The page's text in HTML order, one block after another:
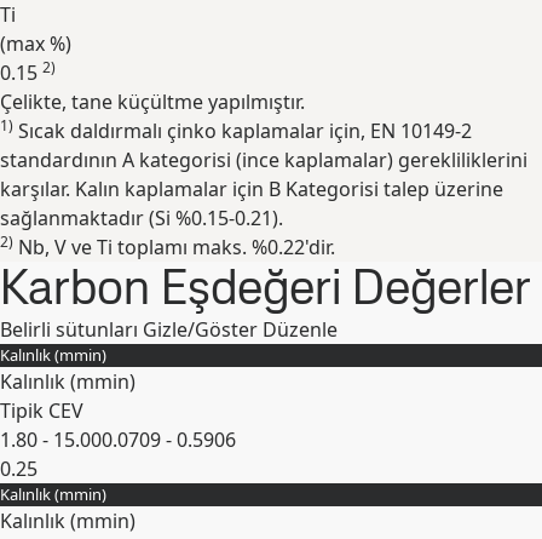
Ti
(max%)
0.15 2)
Genişlet
Çelikte, tane küçültme yapılmıştır.
1) Sıcak daldırmalı çinko kaplamalar için, EN 10149-2
standardının A kategorisi (ince kaplamalar) gerekliliklerini
karşılar. Kalın kaplamalar için B Kategorisi talep üzerine
sağlanmaktadır (Si %0.15-0.21).
2) Nb, V ve Ti toplamı maks. %0.22'dir.
Karbon Eşdeğeri Değerler
Belirli sütunları Gizle/Göster Düzenle
Kalınlık (mmin)
Kalınlık (mmin)
Tipik CEV
1.80 - 15.000.0709 - 0.5906
0.25
Genişlet
Kalınlık (mmin)
Kalınlık (mmin)